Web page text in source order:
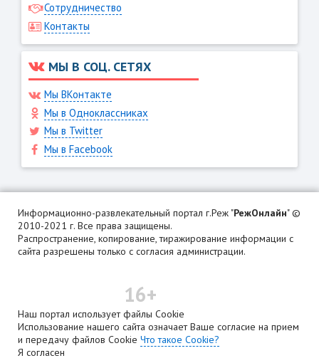
Сотрудничество
Контакты
МЫ В СОЦ. СЕТЯХ
Мы ВКонтакте
Мы в Одноклассниках
Мы в Twitter
Мы в Facebook
Информационно-развлекательный портал г.Реж "РежОнлайн" ©
2010-2021 г. Все права защищены.
Распространение, копирование, тиражирование информации с
сайта разрешены только с согласия администрации.
16+
Наш портал использует файлы Cookie
Использование нашего сайта означает Ваше согласие на прием
и передачу файлов Cookie Что такое Cookie?
Я согласен